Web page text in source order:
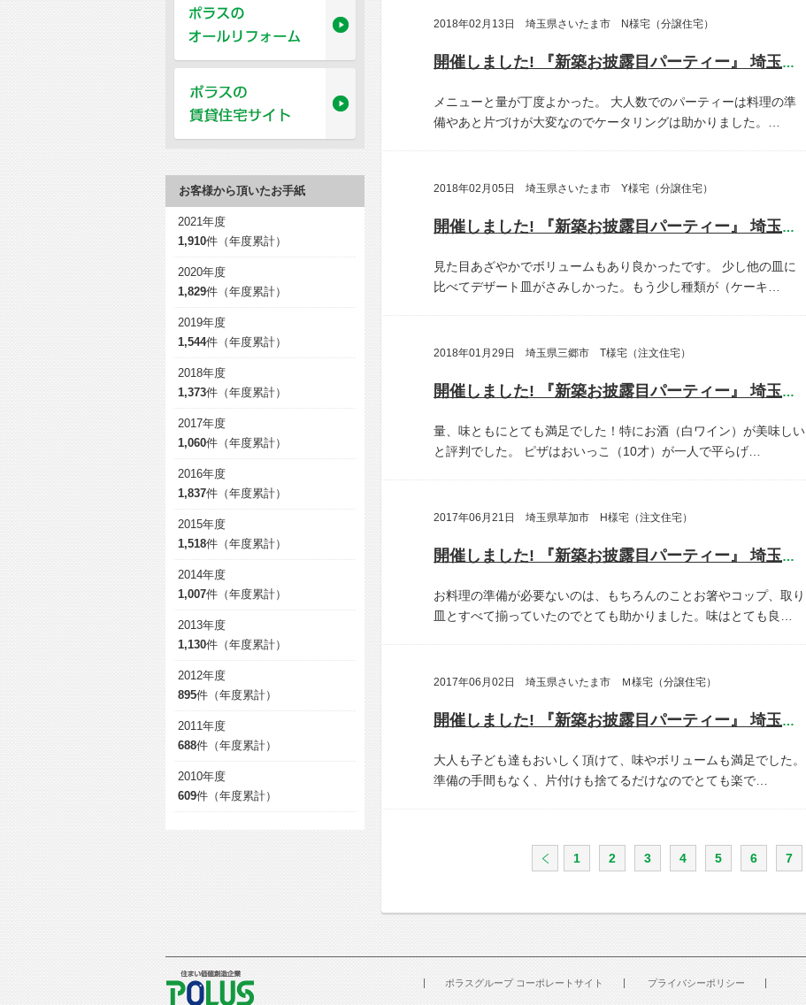
2018年02月13日 埼玉県さいたま市 N様宅（分譲住宅）
開催しました! 『新築お披露目パーティー』 埼玉県さいたま市 N様宅
メニューと量が丁度よかった。
大人数でのパーティーは料理の準
備やあと片づけが大変なのでケータリングは助かりました。…
2018年02月05日 埼玉県さいたま市 Y様宅（分譲住宅）
開催しました! 『新築お披露目パーティー』 埼玉県さいたま市 Y様宅
見た目あざやかでボリュームもあり良かったです。
少し他の皿に
比べてデザート皿がさみしかった。もう少し種類が（ケーキ…
2018年01月29日 埼玉県三郷市 T様宅（注文住宅）
開催しました! 『新築お披露目パーティー』 埼玉県三郷市 T様宅
量、味ともにとても満足でした！特にお酒（白ワイン）が美味しい
と評判でした。
ピザはおいっこ（10才）が一人で平らげ…
2017年06月21日 埼玉県草加市 H様宅（注文住宅）
開催しました! 『新築お披露目パーティー』 埼玉県草加市 H様宅
お料理の準備が必要ないのは、もちろんのことお箸やコップ、取り
皿とすべて揃っていたのでとても助かりました。味はとても良…
2017年06月02日 埼玉県さいたま市 Ｍ様宅（分譲住宅）
開催しました! 『新築お披露目パーティー』 埼玉県さいたま市 Y様宅
大人も子ども達もおいしく頂けて、味やボリュームも満足でした。
準備の手間もなく、片付けも捨てるだけなのでとても楽で…
1 2 3 4 5 6 7
お客様から頂いたお手紙
2021年度
1,910件（年度累計）
2020年度
1,829件（年度累計）
2019年度
1,544件（年度累計）
2018年度
1,373件（年度累計）
2017年度
1,060件（年度累計）
2016年度
1,837件（年度累計）
2015年度
1,518件（年度累計）
2014年度
1,007件（年度累計）
2013年度
1,130件（年度累計）
2012年度
895件（年度累計）
2011年度
688件（年度累計）
2010年度
609件（年度累計）
ポラスグループ コーポレートサイト
プライバシーポリシー